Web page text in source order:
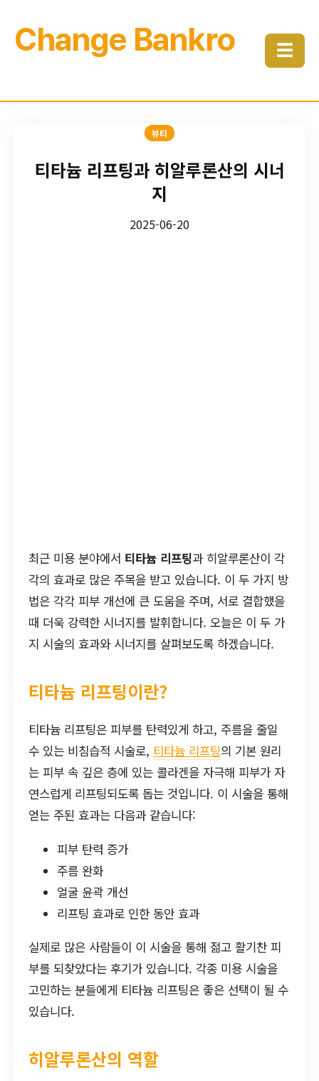
Change Bankro ☰
뷰티
티타늄 리프팅과 히알루론산의 시너
지
2025-06-20
최근 미용 분야에서 티타늄 리프팅과 히알루론산이 각
각의 효과로 많은 주목을 받고 있습니다. 이 두 가지 방
법은 각각 피부 개선에 큰 도움을 주며, 서로 결합했을
때 더욱 강력한 시너지를 발휘합니다. 오늘은 이 두 가
지 시술의 효과와 시너지를 살펴보도록 하겠습니다.
티타늄 리프팅이란?
티타늄 리프팅은 피부를 탄력있게 하고, 주름을 줄일
수 있는 비침습적 시술로, 티타늄 리프팅의 기본 원리
는 피부 속 깊은 층에 있는 콜라겐을 자극해 피부가 자
연스럽게 리프팅되도록 돕는 것입니다. 이 시술을 통해
얻는 주된 효과는 다음과 같습니다:
피부 탄력 증가
주름 완화
얼굴 윤곽 개선
리프팅 효과로 인한 동안 효과
실제로 많은 사람들이 이 시술을 통해 젊고 활기찬 피
부를 되찾았다는 후기가 있습니다. 각종 미용 시술을
고민하는 분들에게 티타늄 리프팅은 좋은 선택이 될 수
있습니다.
히알루론산의 역할